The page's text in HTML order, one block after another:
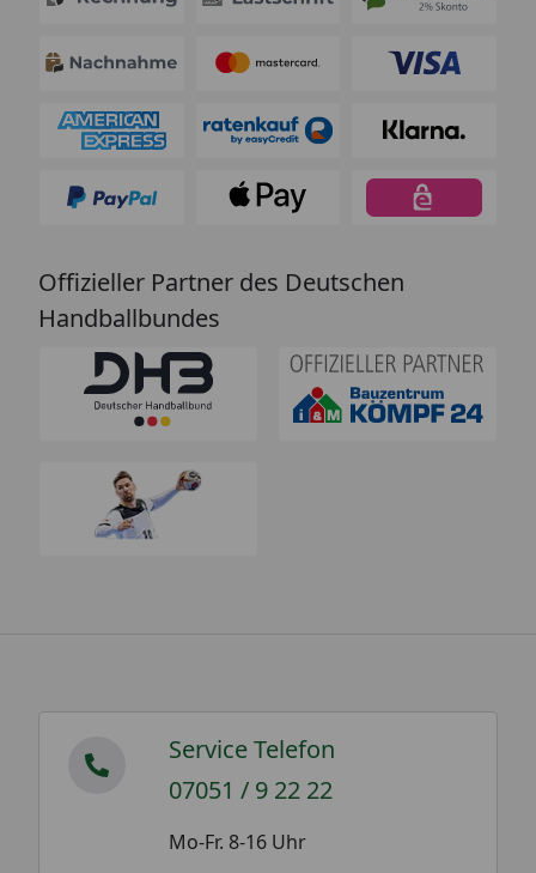
Offizieller Partner des Deutschen
Handballbundes
Service Telefon
07051 / 9 22 22
Mo-Fr. 8-16 Uhr